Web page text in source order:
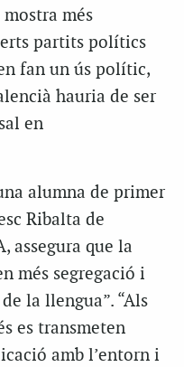
més
partits polítics
fan un ús polític,
hauria de ser
en
alumna de primer
Ribalta de
assegura que la
més segregació i
la llengua”. “Als
es transmeten
amb l’entorn i